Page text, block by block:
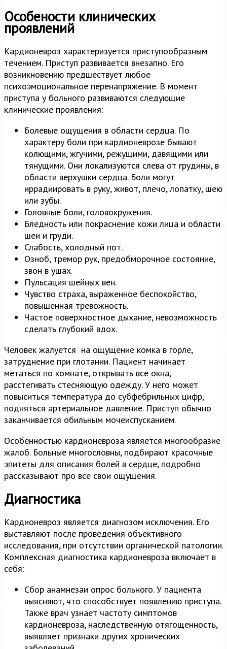
Особености клинических
проявлений
Кардионевроз характеризуется приступообразным
течением. Приступ развивается внезапно. Его
возникновению предшествует любое
психоэмоциональное перенапряжение. В момент
приступа у больного развиваются следующие
клинические проявления:
Болевые ощущения в области сердца. По
характеру боли при кардионеврозе бывают
колющими, жгучими, режущими, давящими или
тянущими. Они локализуются слева от грудины, в
области верхушки сердца. Боли могут
иррадиировать в руку, живот, плечо, лопатку, шею
или зубы.
Головные боли, головокружения.
Бледность или покраснение кожи лица и области
шеи и груди.
Слабость, холодный пот.
Озноб, тремор рук, предобморочное состояние,
звон в ушах.
Пульсация шейных вен.
Чувство страха, выраженное беспокойство,
повышенная тревожность.
Частое поверхностное дыхание, невозможность
сделать глубокий вдох.
Человек жалуется на ощущение комка в горле,
затруднение при глотании. Пациент начинает
метаться по комнате, открывать все окна,
расстегивать стесняющую одежду. У него может
повыситься температура до субфебрильных цифр,
подняться артериальное давление. Приступ обычно
заканчивается обильным мочеиспусканием.
Особенностью кардионевроза является многообразие
жалоб. Больные многословны, подбирают красочные
эпитеты для описания болей в сердце, подробно
рассказывают про все свои ощущения.
Диагностика
Кардионевроз является диагнозом исключения. Его
выставляют после проведения объективного
исследования, при отсутствии органической патологии.
Комплексная диагностика кардионевроза включает в
себя:
Сбор анамнезаи опрос больного. У пациента
выясняют, что способствует появлению приступа.
Также врач узнает частоту симптомов
кардионевроза, наследственную отягощенность,
выявляет признаки других хронических